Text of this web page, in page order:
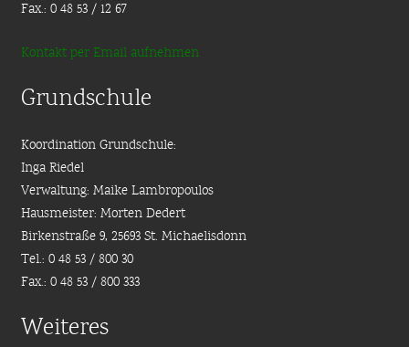
Fax.: 0 48 53 / 12 67
Kontakt per Email aufnehmen
Grundschule
Koordination Grundschule:
Inga Riedel
Verwaltung: Maike Lambropoulos
Hausmeister: Morten Dedert
Birkenstraße 9, 25693 St. Michaelisdonn
Tel.: 0 48 53 / 800 30
Fax.: 0 48 53 / 800 333
Weiteres